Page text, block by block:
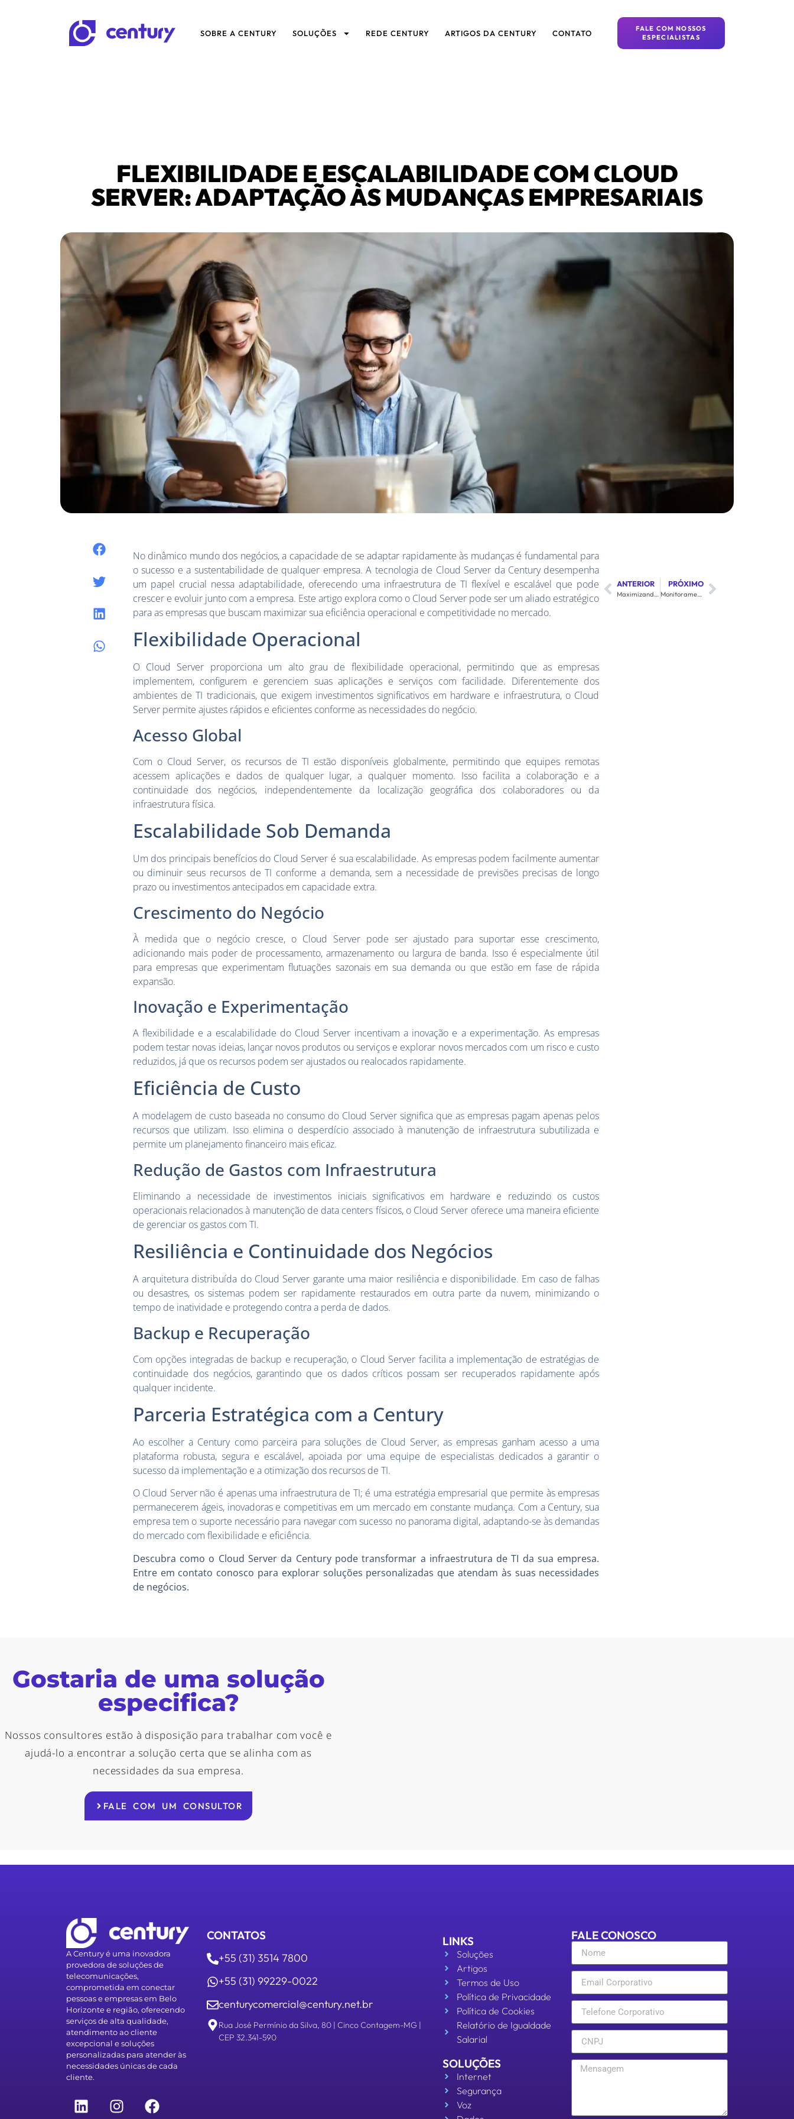
SOBRE A CENTURY SOLUÇÕES REDE CENTURY ARTIGOS DA CENTURY CONTATO
FALE COM NOSSOS
ESPECIALISTAS
FLEXIBILIDADE E ESCALABILIDADE COM CLOUD
SERVER: ADAPTAÇÃO ÀS MUDANÇAS EMPRESARIAIS
No dinâmico mundo dos negócios, a capacidade de se adaptar rapidamente às mudanças é fundamental para
o sucesso e a sustentabilidade de qualquer empresa. A tecnologia de Cloud Server da Century desempenha
um papel crucial nessa adaptabilidade, oferecendo uma infraestrutura de TI flexível e escalável que pode
crescer e evoluir junto com a empresa. Este artigo explora como o Cloud Server pode ser um aliado estratégico
para as empresas que buscam maximizar sua eficiência operacional e competitividade no mercado.
Flexibilidade Operacional
O Cloud Server proporciona um alto grau de flexibilidade operacional, permitindo que as empresas
implementem, configurem e gerenciem suas aplicações e serviços com facilidade. Diferentemente dos
ambientes de TI tradicionais, que exigem investimentos significativos em hardware e infraestrutura, o Cloud
Server permite ajustes rápidos e eficientes conforme as necessidades do negócio.
Acesso Global
Com o Cloud Server, os recursos de TI estão disponíveis globalmente, permitindo que equipes remotas
acessem aplicações e dados de qualquer lugar, a qualquer momento. Isso facilita a colaboração e a
continuidade dos negócios, independentemente da localização geográfica dos colaboradores ou da
infraestrutura física.
Escalabilidade Sob Demanda
Um dos principais benefícios do Cloud Server é sua escalabilidade. As empresas podem facilmente aumentar
ou diminuir seus recursos de TI conforme a demanda, sem a necessidade de previsões precisas de longo
prazo ou investimentos antecipados em capacidade extra.
Crescimento do Negócio
À medida que o negócio cresce, o Cloud Server pode ser ajustado para suportar esse crescimento,
adicionando mais poder de processamento, armazenamento ou largura de banda. Isso é especialmente útil
para empresas que experimentam flutuações sazonais em sua demanda ou que estão em fase de rápida
expansão.
Inovação e Experimentação
A flexibilidade e a escalabilidade do Cloud Server incentivam a inovação e a experimentação. As empresas
podem testar novas ideias, lançar novos produtos ou serviços e explorar novos mercados com um risco e custo
reduzidos, já que os recursos podem ser ajustados ou realocados rapidamente.
Eficiência de Custo
A modelagem de custo baseada no consumo do Cloud Server significa que as empresas pagam apenas pelos
recursos que utilizam. Isso elimina o desperdício associado à manutenção de infraestrutura subutilizada e
permite um planejamento financeiro mais eficaz.
Redução de Gastos com Infraestrutura
Eliminando a necessidade de investimentos iniciais significativos em hardware e reduzindo os custos
operacionais relacionados à manutenção de data centers físicos, o Cloud Server oferece uma maneira eficiente
de gerenciar os gastos com TI.
Resiliência e Continuidade dos Negócios
A arquitetura distribuída do Cloud Server garante uma maior resiliência e disponibilidade. Em caso de falhas
ou desastres, os sistemas podem ser rapidamente restaurados em outra parte da nuvem, minimizando o
tempo de inatividade e protegendo contra a perda de dados.
Backup e Recuperação
Com opções integradas de backup e recuperação, o Cloud Server facilita a implementação de estratégias de
continuidade dos negócios, garantindo que os dados críticos possam ser recuperados rapidamente após
qualquer incidente.
Parceria Estratégica com a Century
Ao escolher a Century como parceira para soluções de Cloud Server, as empresas ganham acesso a uma
plataforma robusta, segura e escalável, apoiada por uma equipe de especialistas dedicados a garantir o
sucesso da implementação e a otimização dos recursos de TI.
O Cloud Server não é apenas uma infraestrutura de TI; é uma estratégia empresarial que permite às empresas
permanecerem ágeis, inovadoras e competitivas em um mercado em constante mudança. Com a Century, sua
empresa tem o suporte necessário para navegar com sucesso no panorama digital, adaptando-se às demandas
do mercado com flexibilidade e eficiência.
Descubra como o Cloud Server da Century pode transformar a infraestrutura de TI da sua empresa.
Entre em contato conosco para explorar soluções personalizadas que atendam às suas necessidades
de negócios.
ANTERIOR
Maximizando Recursos de TI: Integração de Cloud Server com Serviços Existentes
PRÓXIMO
Monitoramento e Manutenção 24×7 do Cloud Server: Mantendo seu Negócio Sempre Ativo
Gostaria de uma solução
especifica?
Nossos consultores estão à disposição para trabalhar com você e
ajudá-lo a encontrar a solução certa que se alinha com as
necessidades da sua empresa.
FALE COM UM CONSULTOR
A Century é uma inovadora
provedora de soluções de
telecomunicações,
comprometida em conectar
pessoas e empresas em Belo
Horizonte e região, oferecendo
serviços de alta qualidade,
atendimento ao cliente
excepcional e soluções
personalizadas para atender às
necessidades únicas de cada
cliente.
CONTATOS
+55 (31) 3514 7800
+55 (31) 99229-0022
centurycomercial@century.net.br
Rua José Permínio da Silva, 80 | Cinco Contagem-MG |
CEP 32.341-590
LINKS
Soluções
Artigos
Termos de Uso
Política de Privacidade
Política de Cookies
Relatório de Igualdade
Salarial
SOLUÇÕES
Internet
Segurança
Voz
FALE CONOSCO